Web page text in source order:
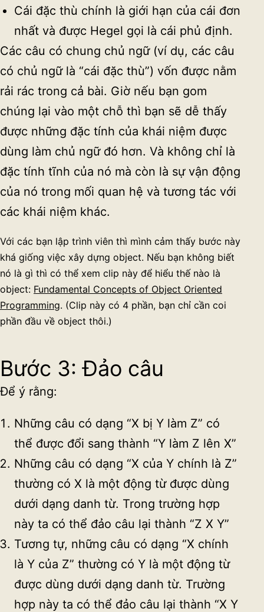
Cái đặc thù chính là giới hạn của cái đơn
nhất và được Hegel gọi là cái phủ định.
Các câu có chung chủ ngữ (ví dụ, các câu
có chủ ngữ là “cái đặc thù”) vốn được nằm
rải rác trong cả bài. Giờ nếu bạn gom
chúng lại vào một chỗ thì bạn sẽ dễ thấy
được những đặc tính của khái niệm được
dùng làm chủ ngữ đó hơn. Và không chỉ là
đặc tính tĩnh của nó mà còn là sự vận động
của nó trong mối quan hệ và tương tác với
các khái niệm khác.
Với các bạn lập trình viên thì mình cảm thấy bước này
khá giống việc xây dựng object. Nếu bạn không biết
nó là gì thì có thể xem clip này để hiểu thế nào là
object: Fundamental Concepts of Object Oriented
Programming. (Clip này có 4 phần, bạn chỉ cần coi
phần đầu về object thôi.)
Bước 3: Đảo câu
Để ý rằng:
Những câu có dạng “X bị Y làm Z” có
thể được đổi sang thành “Y làm Z lên X”
Những câu có dạng “X của Y chính là Z”
thường có X là một động từ được dùng
dưới dạng danh từ. Trong trường hợp
này ta có thể đảo câu lại thành “Z X Y”
Tương tự, những câu có dạng “X chính
là Y của Z” thường có Y là một động từ
được dùng dưới dạng danh từ. Trường
hợp này ta có thể đảo câu lại thành “X Y